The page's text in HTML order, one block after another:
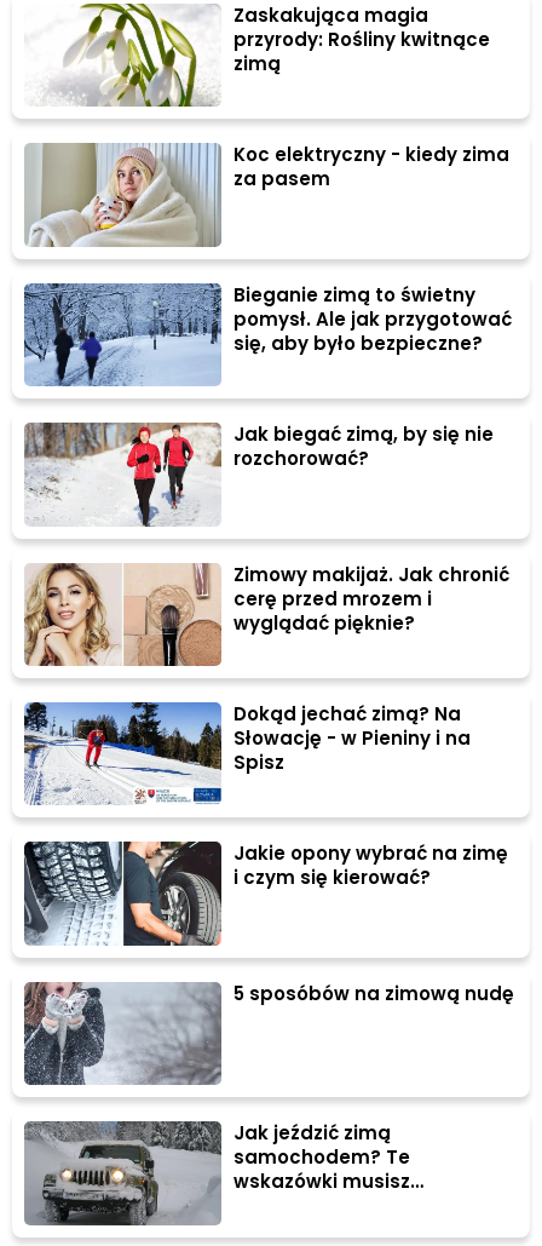
Zaskakująca magia
przyrody: Rośliny kwitnące
zimą
Koc elektryczny - kiedy zima
za pasem
Bieganie zimą to świetny
pomysł. Ale jak przygotować
się, aby było bezpieczne?
Jak biegać zimą, by się nie
rozchorować?
Zimowy makijaż. Jak chronić
cerę przed mrozem i
wyglądać pięknie?
Dokąd jechać zimą? Na
Słowację - w Pieniny i na
Spisz
Jakie opony wybrać na zimę
i czym się kierować?
5 sposóbów na zimową nudę
Jak jeździć zimą
samochodem? Te
wskazówki musisz